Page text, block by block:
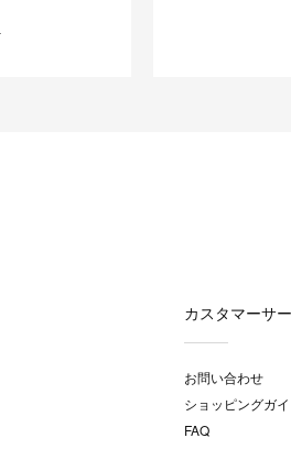
カスタマーサ
お問い合わせ
ショッピングガ
FAQ